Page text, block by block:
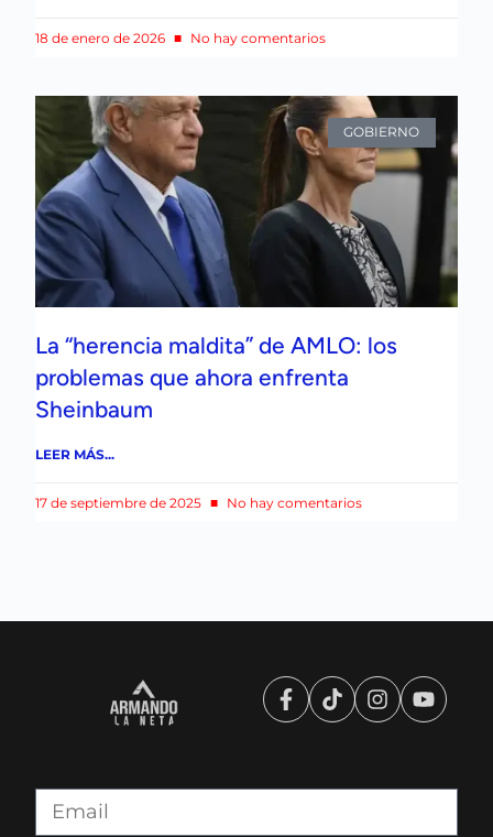
18 de enero de 2026 No hay comentarios
GOBIERNO
La “herencia maldita” de AMLO: los
problemas que ahora enfrenta
Sheinbaum
LEER MÁS...
17 de septiembre de 2025 No hay comentarios